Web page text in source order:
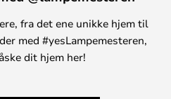
fra det ene unikke hjem til
med #yesLampemesteren,
dit hjem her!